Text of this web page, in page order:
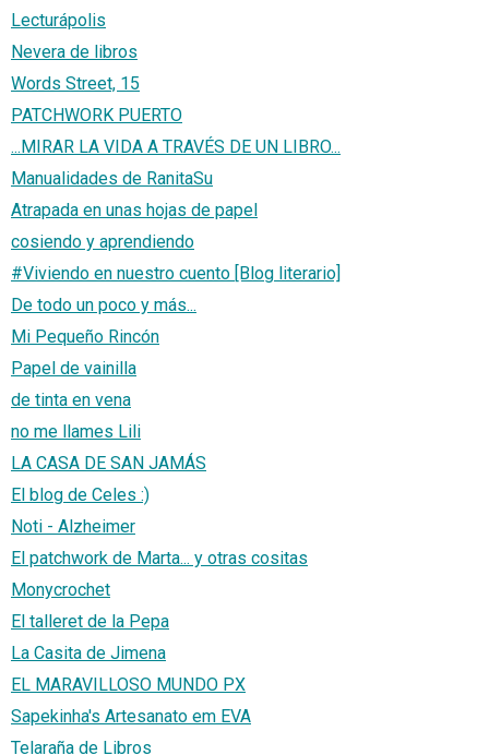
Lecturápolis
Nevera de libros
Words Street, 15
PATCHWORK PUERTO
...MIRAR LA VIDA A TRAVÉS DE UN LIBRO...
Manualidades de RanitaSu
Atrapada en unas hojas de papel
cosiendo y aprendiendo
#Viviendo en nuestro cuento [Blog literario]
De todo un poco y más...
Mi Pequeño Rincón
Papel de vainilla
de tinta en vena
no me llames Lili
LA CASA DE SAN JAMÁS
El blog de Celes :)
Noti - Alzheimer
El patchwork de Marta... y otras cositas
Monycrochet
El talleret de la Pepa
La Casita de Jimena
EL MARAVILLOSO MUNDO PX
Sapekinha's Artesanato em EVA
Telaraña de Libros